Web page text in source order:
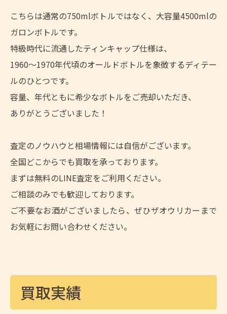
こちらは通常の750mlボトルではなく、大容量4500mlの
ガロンボトルです。
特級時代に流通したティンキャップ仕様は、
1960〜1970年代頃のオールドボトルを象徴するディテー
ルのひとつです。
容量、年代ともに希少なボトルをご売却いただき、
ありがとうございました！
査定のノウハウと相場情報には自信がございます。
全国どこからでも買取を承っております。
まずは無料のLINE査定をご利用ください。
ご相談のみでも歓迎しております。
ご不要なお酒がございましたら、ぜひザオウリカーまで
お気軽にお問い合わせください。
買取実績